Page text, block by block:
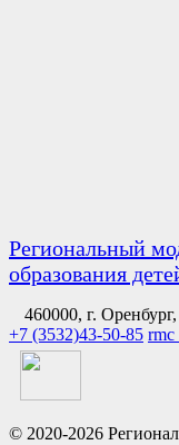
Региональный
образования
460000, г.
+7 (3532)43-50-85
© 2020-2026